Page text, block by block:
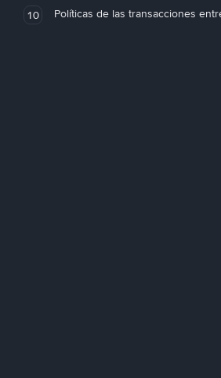
10 Políticas de las transacciones